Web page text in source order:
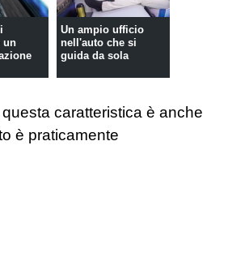
un
Un ampio ufficio
nell'auto che si
guida da sola
caratteristica è anche
è praticamente